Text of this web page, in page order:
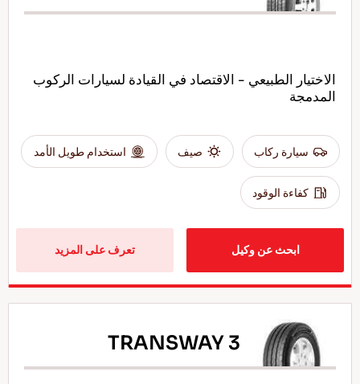
الاختيار الطبيعي - الاقتصاد في القيادة لسيارات الركوب
المدمجة
سيارة ركاب صيف استخدام طويل الأمد
كفاءة الوقود
ابحث عن وكيل تعرف على المزيد
TRANSWAY 3